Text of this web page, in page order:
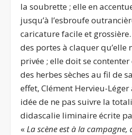
la soubrette ; elle en
jusqu’à l’esbroufe
caricature facile et
des portes à claquer qu’elle
privée ; elle doit se
des herbes sèches au fil de
effet, Clément Hervieu-Léger
idée de ne pas suivre la
didascalie liminaire écrite
«La scène est à la